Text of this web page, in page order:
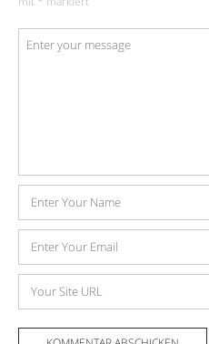
Kommentar
Name
Adresse
Website